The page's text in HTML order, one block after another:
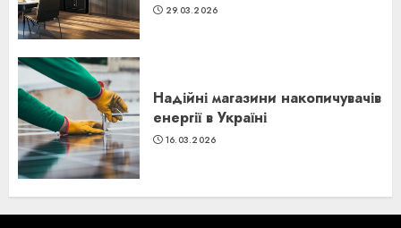
29.03.2026
Надійні магазини накопичувачів
енергії в Україні
16.03.2026